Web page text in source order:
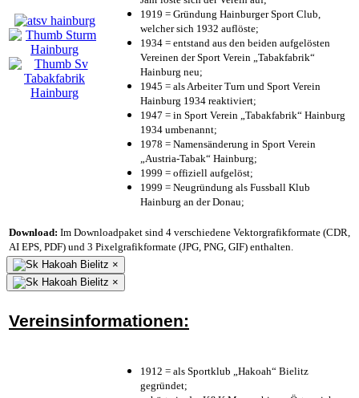
1919 = Gründung Hainburger Sport Club,
welcher sich 1932 auflöste;
1934 = entstand aus den beiden aufgelösten
Vereinen der Sport Verein „Tabakfabrik“
Hainburg neu;
1945 = als Arbeiter Turn und Sport Verein
Hainburg 1934 reaktiviert;
1947 = in Sport Verein „Tabakfabrik“ Hainburg
1934 umbenannt;
1978 = Namensänderung in Sport Verein
„Austria-Tabak“ Hainburg;
1999 = offiziell aufgelöst;
1999 = Neugründung als Fussball Klub
Hainburg an der Donau;
Download: Im Downloadpaket sind 4 verschiedene Vektorgrafikformate (CDR,
AI EPS, PDF) und 3 Pixelgrafikformate (JPG, PNG, GIF) enthalten.
×
×
Vereinsinformationen:
1912 = als Sportklub „Hakoah“ Bielitz
gegründet;